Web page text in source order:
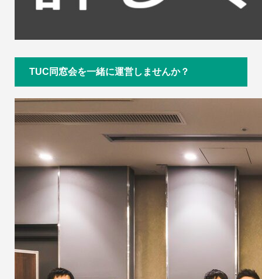
TUC同窓会を一緒に運営しませんか？